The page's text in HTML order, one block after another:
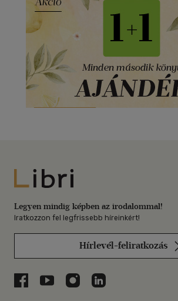
Libri
Legyen mindig képben az irodalommal!
Iratkozzon fel legfrissebb híreinkért!
Hírlevél-feliratkozás
Libri a Facebookon
Libri a Youtube-on
Libri az Instagramon
Libri a LinkedInen